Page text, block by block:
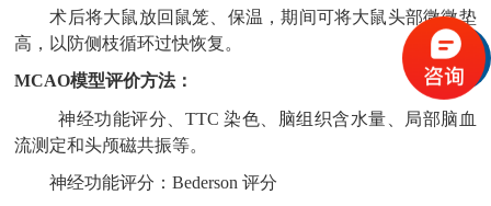
术后将大鼠放回鼠笼、保温，期间可将大鼠头部微微垫
高，以防侧枝循环过快恢复。
MCAO模型评价方法：
神经功能评分、 TTC 染色、脑组织含水量、局部脑血
流测定和头颅磁共振等。
神经功能评分：Bederson 评分